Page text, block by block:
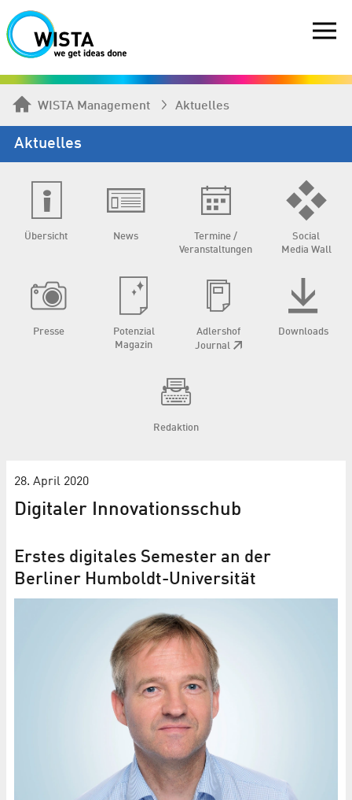
WISTA Management Aktuelles
Aktuelles
Übersicht News
Termine /
Veranstaltungen
Social
Media Wall
Presse
Potenzial
Magazin
Adlershof
Journal
Downloads
Redaktion
28. April 2020
Digitaler Innovationsschub
Erstes digitales Semester an der
Berliner Humboldt-Universität